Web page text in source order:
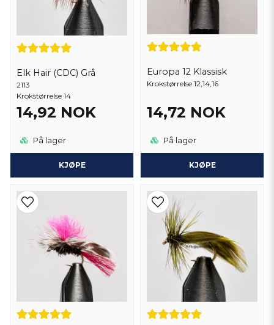
Elk Hair (CDC) Grå
2113
Krokstørrelse 14
14,92 NOK
På lager
KJØPE
Europa 12 Klassisk
Krokstørrelse 12,14,16
14,72 NOK
På lager
KJØPE